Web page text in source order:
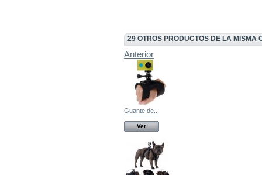
29 OTROS PRODUCTOS DE LA MISMA
Anterior
Guante de...
Ver